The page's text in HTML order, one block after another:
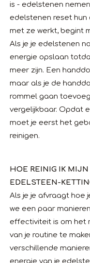
is - edelstenen
edelstenen reset hun
met ze werkt, begint
Als je je edelstenen
energie opslaan
meer zijn. Een
maar als je de
rommel gaan
vergelijkbaar. Opdat
moet je eerst het
reinigen.
HOE REINIG IK
EDELSTEEN-
Als je je afvraagt hoe
we een paar
effectiviteit is om het
van je routine te
verschillende
energie van je